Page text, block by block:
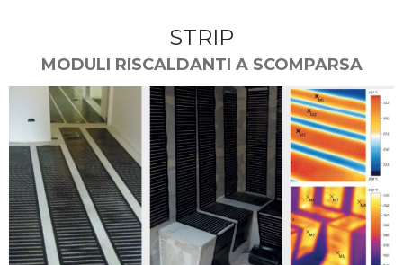
STRIP
MODULI RISCALDANTI A SCOMPARSA